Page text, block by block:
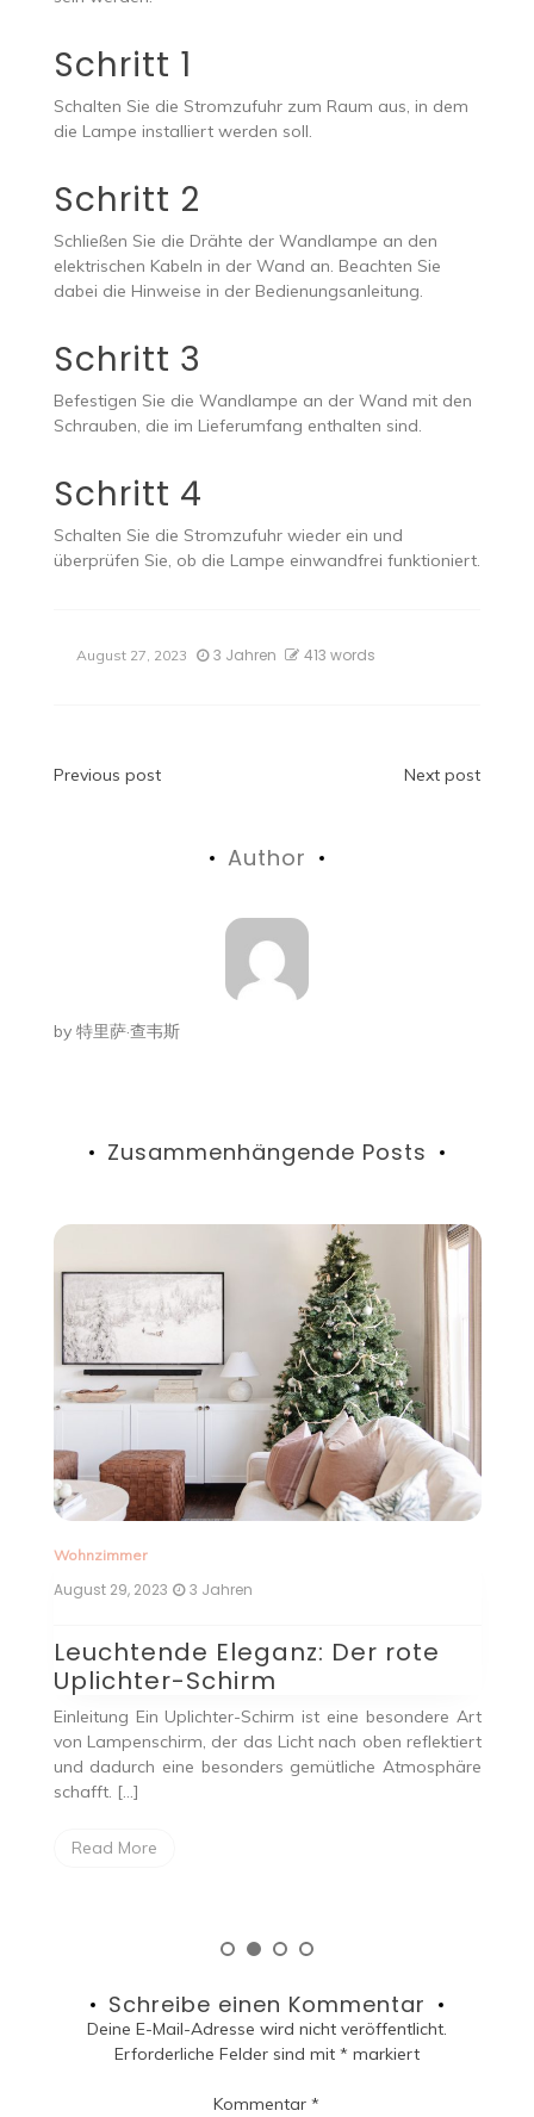
Schritt 1
Schalten Sie die Stromzufuhr zum Raum aus, in dem
die Lampe installiert werden soll.
Schritt 2
Schließen Sie die Drähte der Wandlampe an den
elektrischen Kabeln in der Wand an. Beachten Sie
dabei die Hinweise in der Bedienungsanleitung.
Schritt 3
Befestigen Sie die Wandlampe an der Wand mit den
Schrauben, die im Lieferumfang enthalten sind.
Schritt 4
Schalten Sie die Stromzufuhr wieder ein und
überprüfen Sie, ob die Lampe einwandfrei funktioniert.
August 27, 2023 3 Jahren 413 words
Beitragsnavigation
Previous post Next post
Author
by 特里萨·查韦斯
Zusammenhängende Posts
Zimmer/Wohnzimmer
August 27, 2023 3 Jahren
Taklampa über dem
Küchentisch: Eine stilvolle
Beleuchtungslösung
Einleitung Die richtige Beleuchtung in der Küche ist von
großer Bedeutung. Eine moderne und stilvolle Lösung
hierfür ist eine Taklampa, also eine […]
Read More
Schreibe einen Kommentar
Deine E-Mail-Adresse wird nicht veröffentlicht.
Erforderliche Felder sind mit * markiert
Kommentar*